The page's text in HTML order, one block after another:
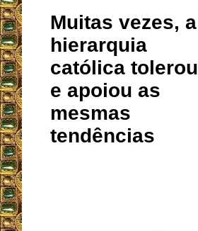
Muitas vezes, a
hierarquia
católica tolerou
e apoiou as
mesmas
tendências